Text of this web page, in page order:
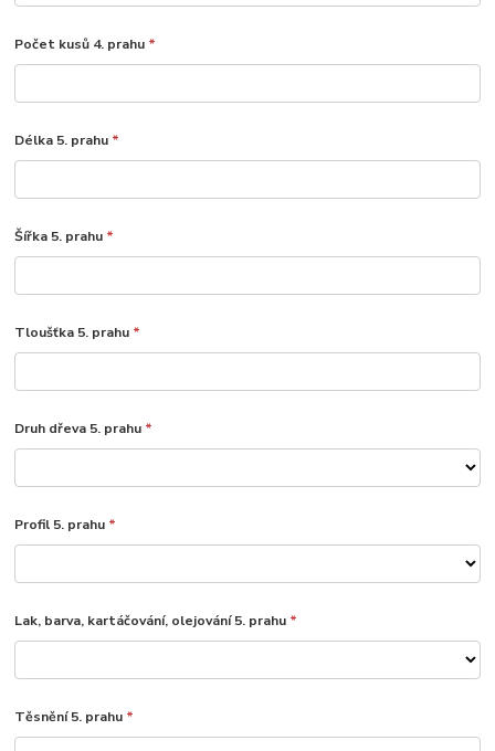
Počet kusů 4. prahu *
Délka 5. prahu *
Šířka 5. prahu *
Tloušťka 5. prahu *
Druh dřeva 5. prahu *
Profil 5. prahu *
Lak, barva, kartáčování, olejování 5. prahu *
Těsnění 5. prahu *